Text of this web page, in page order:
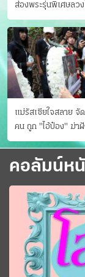
ส่องพระรุ่นพิเศษลว
แม่รัสเซียใจสลาย จั
คน ถูก "ไอ้ป๋อง" ฆ่า
ไม่มีศพเพิ่ม
คอลัมน์ห